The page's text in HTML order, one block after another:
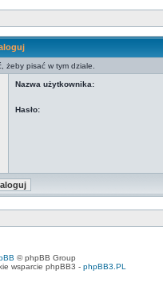
żeby pisać w tym dziale.
Nazwa użytkownika:
Hasło:
© phpBB Group
wsparcie phpBB3 - phpBB3.PL